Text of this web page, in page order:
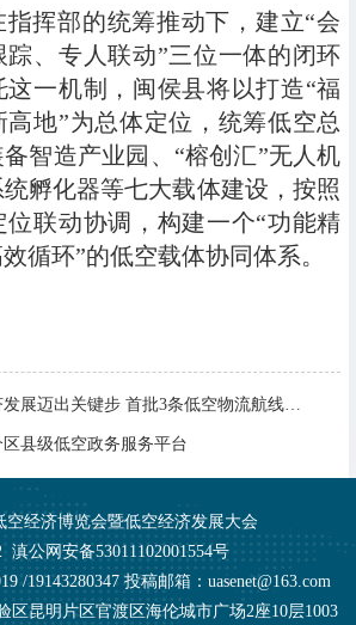
挥部的统筹推动下，建立“会
、专人联动”三位一体的闭环
一机制，闽侯县将以打造“福
地”为总体定位，统筹低空总
智造产业园、“榕创汇”无人机
孵化器等七大载体建设，按照
联动协调，构建一个“功能精
循环”的低空载体协同体系。
镇江低空经济发展迈出关键步 首批3条低空物流航线、8个空域获批
县级低空政务服务平台
空经济博览会暨低空经济发展大会
滇公网安备53011102001554号
/19143280347 投稿邮箱：uasenet@163.com
区昆明片区官渡区海伦城市广场2座10层1003